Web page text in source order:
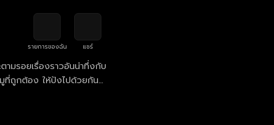
รายการของฉัน แชร์
ามรอยเรื่องราวอันน่าทึ่งกับ
ที่ถูกต้อง ให้ปังไปด้วยกัน